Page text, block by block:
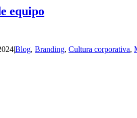
equipo
|Blog, Branding, Cultura corporativa,